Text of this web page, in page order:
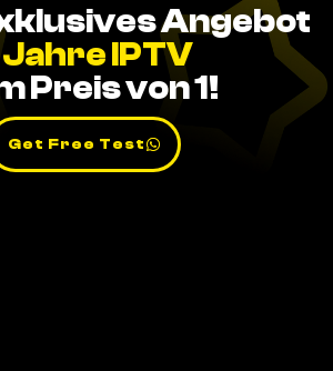
Angebot
Jahre IPTV
Preis von 1!
Get Free Test